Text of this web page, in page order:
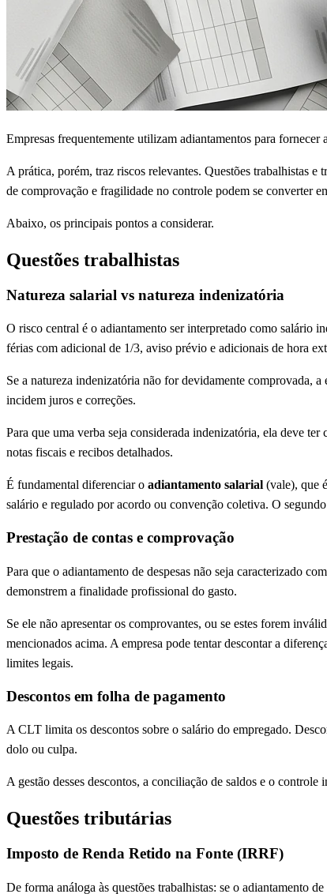
Empresas frequentemente utilizam adiantamentos para
A prática, porém, traz riscos relevantes. Questões trabalhistas e
de comprovação e fragilidade no controle podem se converter
Abaixo, os principais pontos a considerar.
Questões trabalhistas
Natureza salarial vs natureza indenizatória
O risco central é o adiantamento ser interpretado como salário
férias com adicional de 1/3, aviso prévio e adicionais de hora
Se a natureza indenizatória não for devidamente comprovada,
incidem juros e correções.
Para que uma verba seja considerada indenizatória, ela deve
notas fiscais e recibos detalhados.
É fundamental diferenciar o adiantamento salarial (vale), que
salário e regulado por acordo ou convenção coletiva. O
Prestação de contas e comprovação
Para que o adiantamento de despesas não seja caracterizado
demonstrem a finalidade profissional do gasto.
Se ele não apresentar os comprovantes, ou se estes forem
mencionados acima. A empresa pode tentar descontar a
limites legais.
Descontos em folha de pagamento
A CLT limita os descontos sobre o salário do empregado.
dolo ou culpa.
A gestão desses descontos, a conciliação de saldos e o
Questões tributárias
Imposto de Renda Retido na Fonte (IRRF)
De forma análoga às questões trabalhistas: se o adiantamento